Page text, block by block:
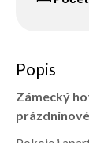
Popis
Zámecký